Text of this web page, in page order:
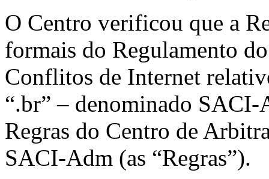
O Centro verificou que a
formais do Regulamento
Conflitos de Internet
“.br” – denominado SACI-
Regras do Centro de
SACI-Adm (as “Regras”).